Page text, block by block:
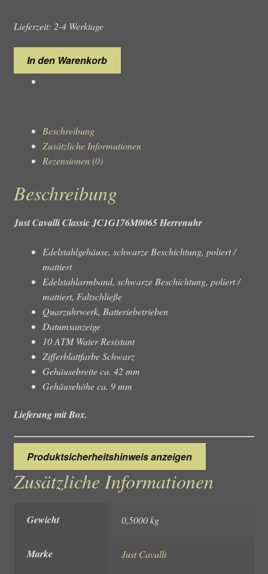
Lieferzeit: 2-4 Werktage
Classic
Menge
In den Warenkorb
Beschreibung
Zusätzliche Informationen
Rezensionen (0)
Beschreibung
Just Cavalli Classic JC1G176M0065 Herrenuhr
Edelstahlgehäuse, schwarze Beschichtung, poliert /
mattiert
Edelstahlarmband, schwarze Beschichtung, poliert /
mattiert, Faltschließe
Quarzuhrwerk, Batteriebetrieben
Datumsanzeige
10 ATM Water Resistant
Zifferblattfarbe Schwarz
Gehäusebreite ca. 42 mm
Gehäusehöhe ca. 9 mm
Lieferung mit Box.
Produktsicherheitshinweis anzeigen
Zusätzliche Informationen
Gewicht 0,5000 kg
Marke Just Cavalli